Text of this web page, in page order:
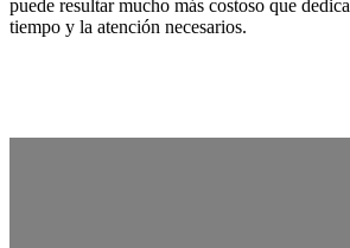
puede resultar mucho más costoso que
tiempo y la atención necesarios.